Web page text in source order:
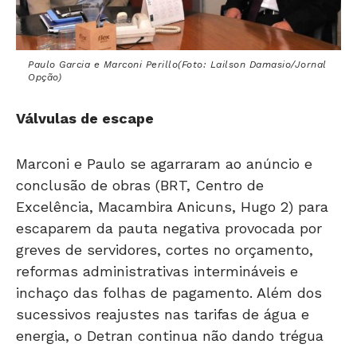
Paulo Garcia e Marconi Perillo(Foto: Lailson Damasio/Jornal
Opção)
Válvulas de escape
Marconi e Paulo se agarraram ao anúncio e
conclusão de obras (BRT, Centro de
Excelência, Macambira Anicuns, Hugo 2) para
escaparem da pauta negativa provocada por
greves de servidores, cortes no orçamento,
reformas administrativas intermináveis e
inchaço das folhas de pagamento. Além dos
sucessivos reajustes nas tarifas de água e
energia, o Detran continua não dando trégua